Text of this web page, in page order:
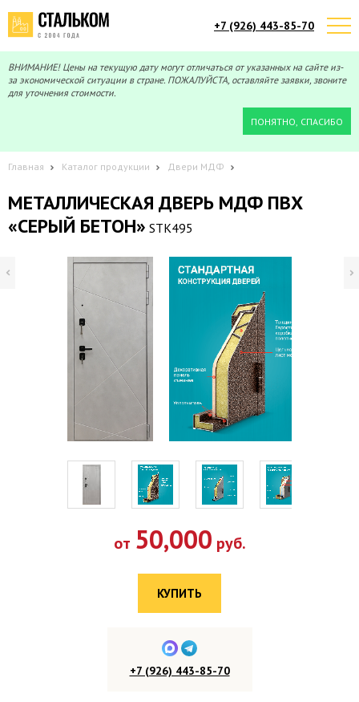
+7 (926) 443-85-70
ВНИМАНИЕ! Цены на текущую дату могут отличаться от указанных на сайте из-
за экономической ситуации в стране. ПОЖАЛУЙСТА, оставляйте заявки, звоните
для уточнения стоимости.
ПОНЯТНО, СПАСИБО
Главная Каталог продукции Двери МДФ
МЕТАЛЛИЧЕСКАЯ ДВЕРЬ МДФ ПВХ
«СЕРЫЙ БЕТОН» STK495
от 50,000 руб.
КУПИТЬ
+7 (926) 443-85-70
Telegram
Max